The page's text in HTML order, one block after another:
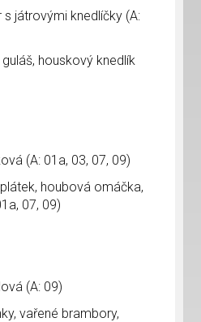
s játrovými knedlíčky (A:
guláš, houskový knedlík
(A: 01a, 03, 07, 09)
houbová omáčka,
07, 09)
(A: 09)
vařené brambory,